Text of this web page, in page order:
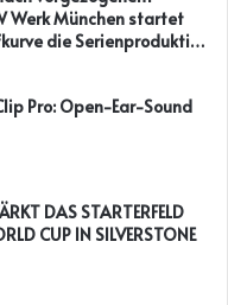
Werk München startet
die Serienproduktion
Pro: Open-Ear-Sound
DAS STARTERFELD
CUP IN SILVERSTONE